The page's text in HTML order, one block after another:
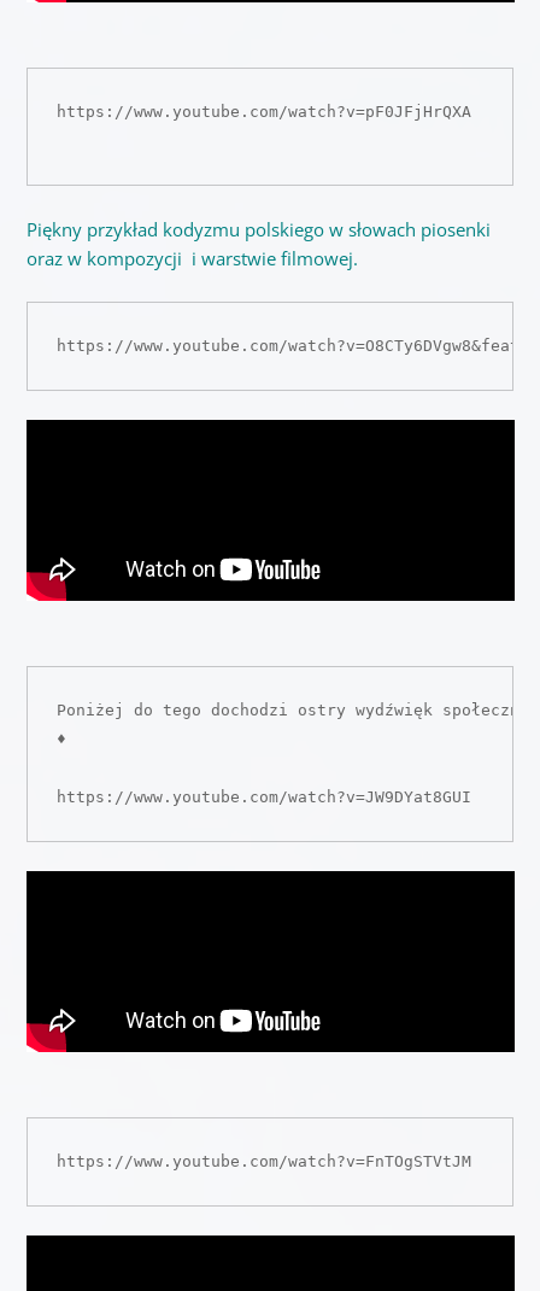
https://www.youtube.com/watch?v=pF0JFjHrQXA
Piękny przykład kodyzmu polskiego w słowach piosenki
oraz w kompozycji i warstwie filmowej.
https://www.youtube.com/
Poniżej do tego dochodzi ostry wydźwięk
♦
https://www.youtube.com/watch?v=JW9DYat8GUI
https://www.youtube.com/watch?v=FnTOgSTVtJM